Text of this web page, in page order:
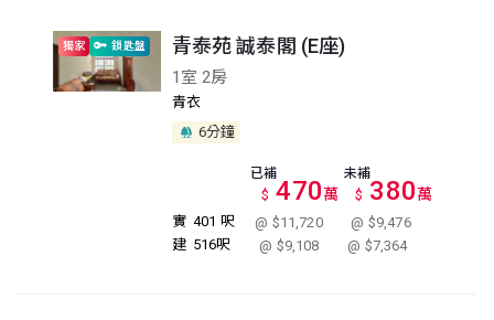
獨家 鎖匙盤 青泰苑 誠泰閣 (E座)
1室 2房
青衣
6分鐘
實 401 呎 @ $11,720
@ $9,476
建 516呎 @ $9,108 @ $7,364
已補
$ 470萬
未補
$ 380萬